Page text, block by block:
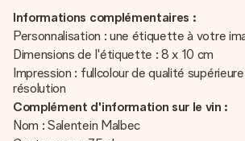
Informations complémentaires :
Personnalisation : une étiquette à votre
Dimensions de l'étiquette : 8 x 10 cm
Impression : fullcolour de qualité
résolution
Complément d'information sur le vin :
Nom : Salentein Malbec